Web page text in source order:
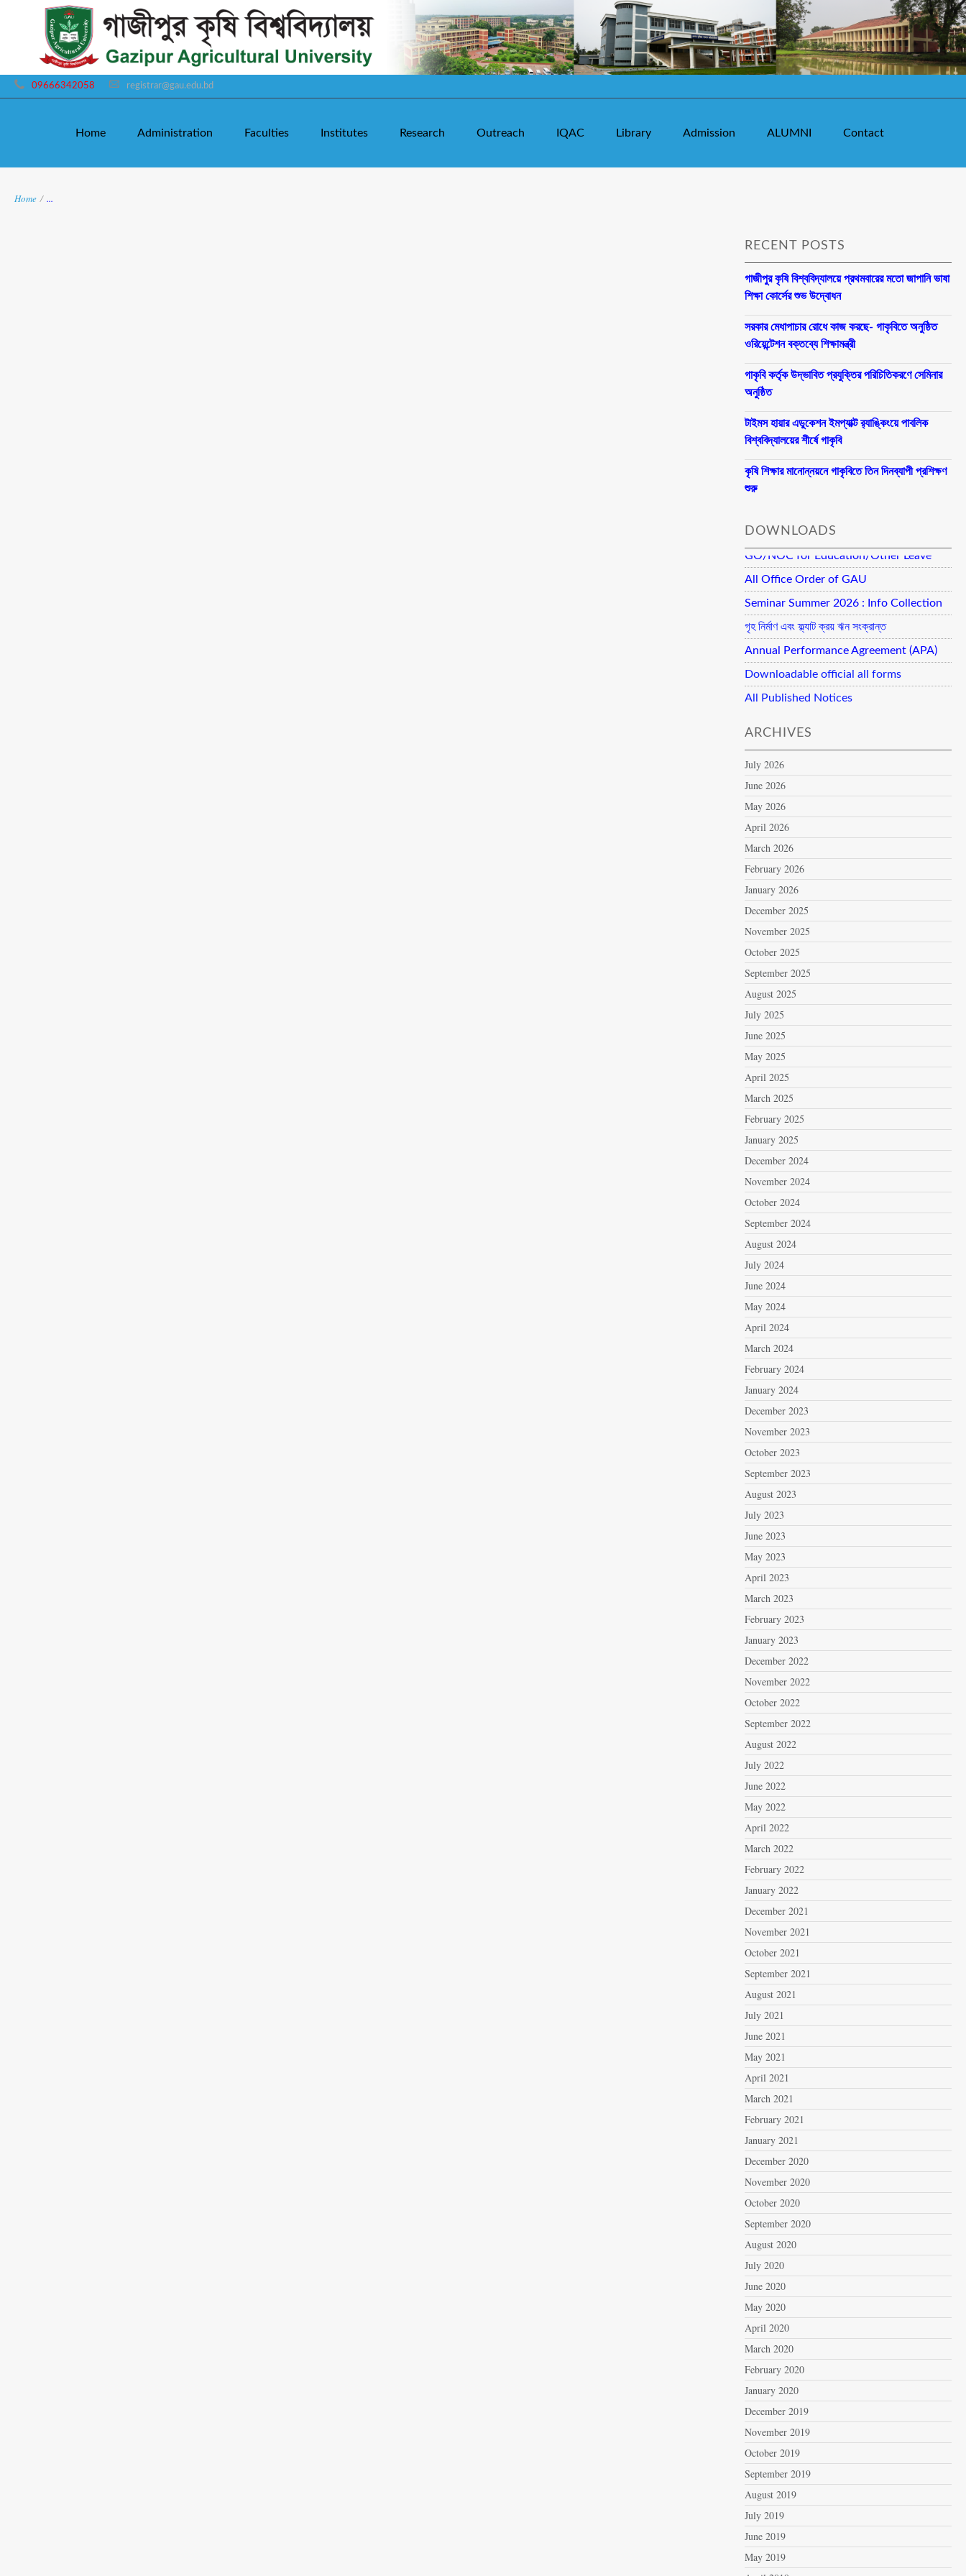
09666342058 registrar@gau.edu.bd
Home Administration Faculties Institutes Research Outreach IQAC Library Admission ALUMNI Contact
Home / ...
RECENT POSTS
গাজীপুর কৃষি বিশ্ববিদ্যালয়ে প্রথমবারের মতো জাপানি ভাষা
শিক্ষা কোর্সের শুভ উদ্বোধন
সরকার মেধাপাচার রোধে কাজ করছে- গাকৃবিতে অনুষ্ঠিত
ওরিয়েন্টেশন বক্তব্যে শিক্ষামন্ত্রী
গাকৃবি কর্তৃক উদ্ভাবিত প্রযুক্তির পরিচিতিকরণে সেমিনার
অনুষ্ঠিত
টাইমস হায়ার এডুকেশন ইমপ্যাক্ট র‍্যাঙ্কিংয়ে পাবলিক
বিশ্ববিদ্যালয়ের শীর্ষে গাকৃবি
কৃষি শিক্ষার মানোন্নয়নে গাকৃবিতে তিন দিনব্যাপী প্রশিক্ষণ
শুরু
DOWNLOADS
GO/NOC for Education/Other Leave
All Office Order of GAU
Seminar Summer 2026 : Info Collection
গৃহ নির্মাণ এবং ফ্ল্যাট ক্রয় ঋন সংক্রান্ত
Annual Performance Agreement (APA)
Downloadable official all forms
All Published Notices
ARCHIVES
July 2026
June 2026
May 2026
April 2026
March 2026
February 2026
January 2026
December 2025
November 2025
October 2025
September 2025
August 2025
July 2025
June 2025
May 2025
April 2025
March 2025
February 2025
January 2025
December 2024
November 2024
October 2024
September 2024
August 2024
July 2024
June 2024
May 2024
April 2024
March 2024
February 2024
January 2024
December 2023
November 2023
October 2023
September 2023
August 2023
July 2023
June 2023
May 2023
April 2023
March 2023
February 2023
January 2023
December 2022
November 2022
October 2022
September 2022
August 2022
July 2022
June 2022
May 2022
April 2022
March 2022
February 2022
January 2022
December 2021
November 2021
October 2021
September 2021
August 2021
July 2021
June 2021
May 2021
April 2021
March 2021
February 2021
January 2021
December 2020
November 2020
October 2020
September 2020
August 2020
July 2020
June 2020
May 2020
April 2020
March 2020
February 2020
January 2020
December 2019
November 2019
October 2019
September 2019
August 2019
July 2019
June 2019
May 2019